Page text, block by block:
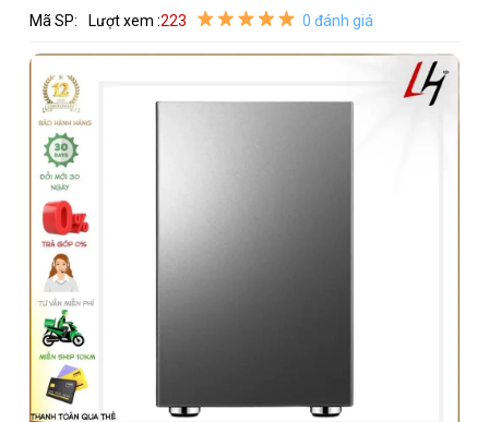
Mã SP: Lượt xem :223 0 đánh giá